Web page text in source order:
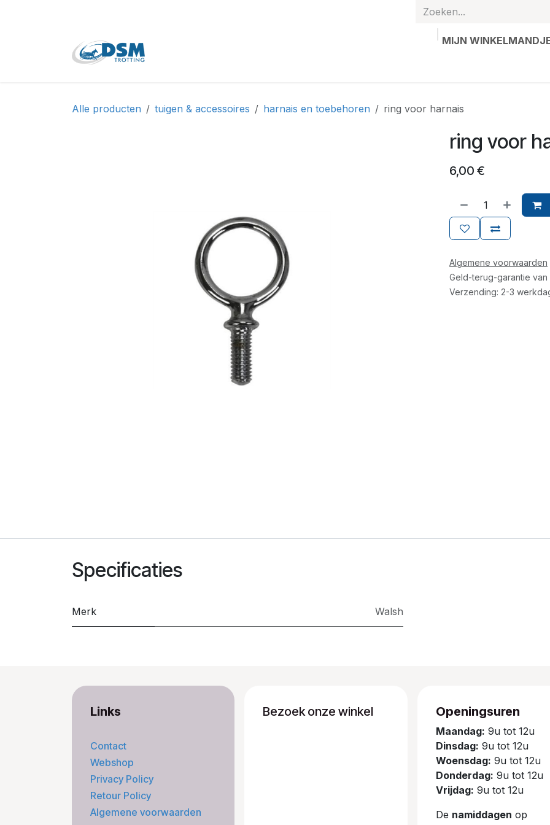
MIJN
Alle producten tuigen & accessoires harnais en toebehoren ring voor harnais
ring voor
6,00 €
Algemene voorwaarden
Geld-terug-garantie van
Verzending: 2-3
Specificaties
Merk Walsh
Links
Contact
Webshop
Privacy Policy
Retour Policy
Algemene voorwaarden
Bezoek onze winkel Openingsuren
Maandag: 9u tot 12u
Dinsdag: 9u tot 12u
Woensdag: 9u tot 12u
Donderdag: 9u tot 12u
Vrijdag: 9u tot 12u
De namiddagen op